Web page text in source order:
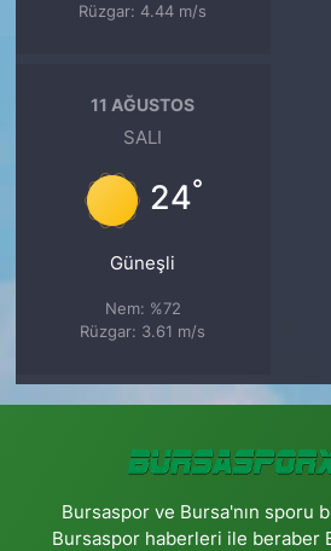
Rüzgar: 4.44 m/s
11 AĞUSTOS
SALI
24°
Güneşli
Nem: %72
Rüzgar: 3.61 m/s
Bursaspor ve Bursa'nın sporu
Bursaspor haberleri ile beraber